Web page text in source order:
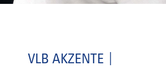
VLB AKZENTE